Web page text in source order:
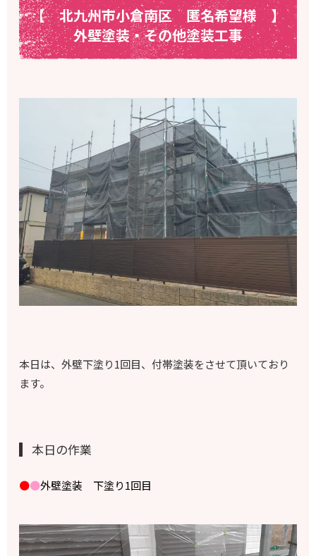
【 北九州市小倉南区 匿名希望様】
外壁塗装・その他塗装工事
本日は、外壁下塗り1回目、付帯塗装をさせて頂いており
ます。
本日の作業
●●外壁塗装 下塗り1回目